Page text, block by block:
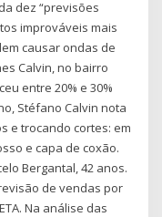
dez “previsões
improváveis mais
causar ondas de
Calvin, no bairro
entre 20% e 30%
Stéfano Calvin nota
e trocando cortes: em
e capa de coxão.
Bergantal, 42 anos.
de vendas por
Na análise das